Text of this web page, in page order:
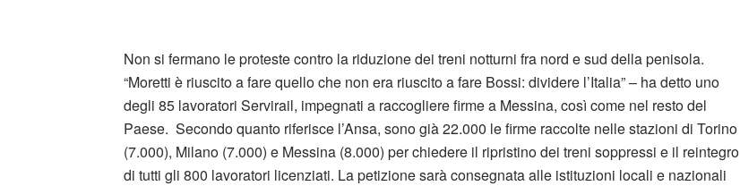
Non si fermano le proteste contro la riduzione dei treni notturni fra nord e sud della penisola.
“Moretti è riuscito a fare quello che non era riuscito a fare Bossi: dividere l’Italia” – ha detto uno
degli 85 lavoratori Servirail, impegnati a raccogliere firme a Messina, così come nel resto del
Paese. Secondo quanto riferisce l’Ansa, sono già 22.000 le firme raccolte nelle stazioni di Torino
(7.000), Milano (7.000) e Messina (8.000) per chiedere il ripristino dei treni soppressi e il reintegro
di tutti gli 800 lavoratori licenziati. La petizione sarà consegnata alle istituzioni locali e nazionali